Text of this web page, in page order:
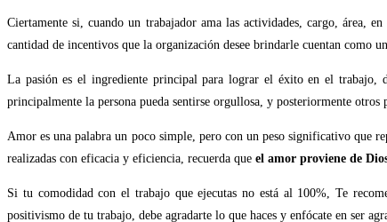
Ciertamente si, cuando un trabajador ama las actividades, cargo, área,
cantidad de incentivos que la organización desee brindarle cuentan como
La pasión es el ingrediente principal para lograr el éxito en el trabajo,
principalmente la persona pueda sentirse orgullosa, y posteriormente
Amor es una palabra un poco simple, pero con un peso significativo que
realizadas con eficacia y eficiencia, recuerda que el amor proviene de
Si tu comodidad con el trabajo que ejecutas no está al 100%, Te
positivismo de tu trabajo, debe agradarte lo que haces y enfócate en ser